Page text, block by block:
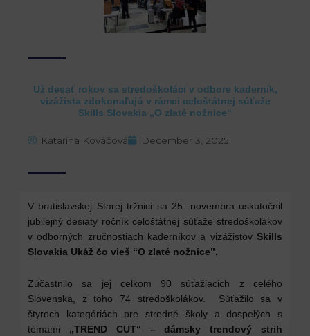
Už desať rokov sa stredoškoláci v odbore kaderník,
vizážista zdokonaľujú v rámci celoštátnej súťaže
Skills Slovakia „O zlaté nožnice“
Katarína Kováčová December 3, 2025
V bratislavskej Starej tržnici sa 25. novembra uskutočnil
jubilejný desiaty ročník celoštátnej súťaže stredoškolákov
v odborných zručnostiach kaderníkov a vizážistov Skills
Slovakia Ukáž čo vieš “O zlaté nožnice”.
Zúčastnilo sa jej celkom 90 súťažiacich z celého
Slovenska, z toho 74 stredoškolákov. Súťažilo sa v
štyroch kategóriách pre stredné školy a dospelých s
témami „TREND CUT“ – dámsky trendový strih